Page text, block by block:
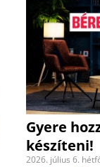
Gyere
készíteni!
2026. július 6.